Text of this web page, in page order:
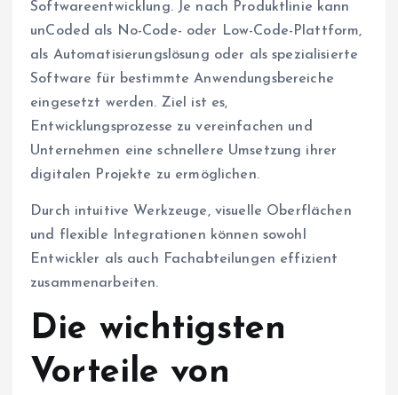
Softwareentwicklung. Je nach Produktlinie kann
unCoded als No-Code- oder Low-Code-Plattform,
als Automatisierungslösung oder als spezialisierte
Software für bestimmte Anwendungsbereiche
eingesetzt werden. Ziel ist es,
Entwicklungsprozesse zu vereinfachen und
Unternehmen eine schnellere Umsetzung ihrer
digitalen Projekte zu ermöglichen.
Durch intuitive Werkzeuge, visuelle Oberflächen
und flexible Integrationen können sowohl
Entwickler als auch Fachabteilungen effizient
zusammenarbeiten.
Die wichtigsten
Vorteile von